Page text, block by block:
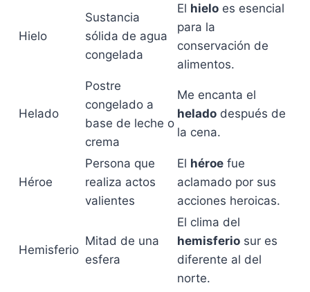
Hielo
Sustancia
sólida de agua
congelada
El hielo es esencial
para la
conservación de
alimentos.
Helado
Postre
congelado a
base de leche o
crema
Me encanta el
helado después de
la cena.
Héroe
Persona que
realiza actos
valientes
El héroe fue
aclamado por sus
acciones heroicas.
Hemisferio
Mitad de una
esfera
El clima del
hemisferio sur es
diferente al del
norte.